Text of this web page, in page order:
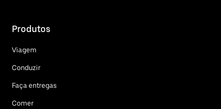
Produtos
Viagem
Conduzir
Faça entregas
Comer